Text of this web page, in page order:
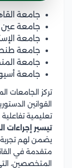
جامعة
جامعة
جامعة
جامعة
جامعة
جامعة
تركز الجامعات
القوانين
تعليمية
تيسير إجراءات
يضمن لهم تجربة
متقدمة في
المتخصصين،